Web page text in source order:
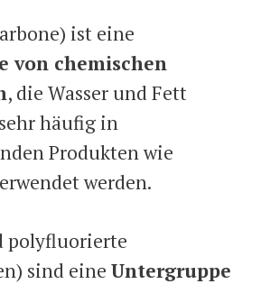
ist eine
von chemischen
, die Wasser und Fett
häufig in
Produkten wie
werden.
polyfluorierte
sind eine Untergruppe